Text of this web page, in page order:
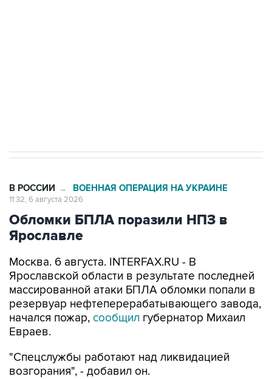
В РОССИИ → ВОЕННАЯ ОПЕРАЦИЯ НА УКРАИНЕ
11:32, 6 августа 2026
Обломки БПЛА поразили НПЗ в
Ярославле
Москва. 6 августа. INTERFAX.RU - В
Ярославской области в результате последней
массированной атаки БПЛА обломки попали в
резервуар нефтеперерабатывающего завода,
начался пожар, сообщил губернатор Михаил
Евраев.
"Спецслужбы работают над ликвидацией
возгорания", - добавил он.